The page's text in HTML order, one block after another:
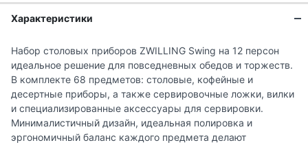
Характеристики
Набор столовых приборов ZWILLING Swing на 12 персон
идеальное решение для повседневных обедов и торжеств.
В комплекте 68 предметов: столовые, кофейные и
десертные приборы, а также сервировочные ложки, вилки
и специализированные аксессуары для сервировки.
Минималистичный дизайн, идеальная полировка и
эргономичный баланс каждого предмета делают